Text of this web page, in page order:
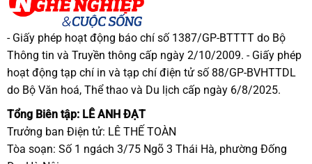
- Giấy phép hoạt động báo chí số 1387/GP-BTTTT do Bộ
Thông tin và Truyền thông cấp ngày 2/10/2009. - Giấy phép
hoạt động tạp chí in và tạp chí điện tử số 88/GP-BVHTTDL
do Bộ Văn hoá, Thể thao và Du lịch cấp ngày 6/8/2025.
Tổng Biên tập: LÊ ANH ĐẠT
Trưởng ban Điện tử: LÊ THẾ TOÀN
Tòa soạn: Số 1 ngách 3/75 Ngõ 3 Thái Hà, phường Đống